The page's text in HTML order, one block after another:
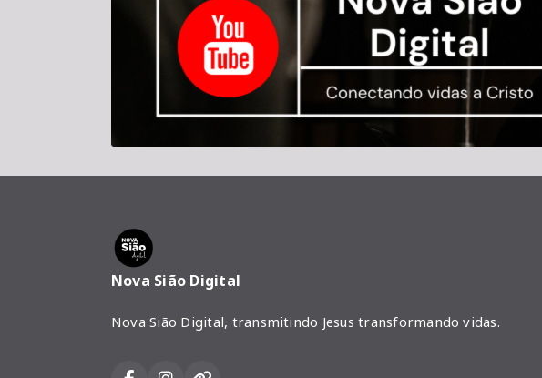
Nova Sião Digital
Nova Sião Digital, transmitindo Jesus transformando vidas.